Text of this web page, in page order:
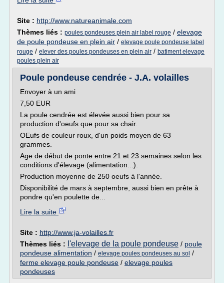
Site : http://www.natureanimale.com
Thèmes liés : poules pondeuses plein air label rouge / elevage
de poule pondeuse en plein air / elevage poule pondeuse label
rouge / elever des poules pondeuses en plein air / batiment elevage
poules plein air
Poule pondeuse cendrée - J.A. volailles
Envoyer à un ami
7,50 EUR
La poule cendrée est élevée aussi bien pour sa
production d'oeufs que pour sa chair.
OEufs de couleur roux, d'un poids moyen de 63
grammes.
Age de début de ponte entre 21 et 23 semaines selon les
conditions d'élevage (alimentation...).
Production moyenne de 250 oeufs à l'année.
Disponibilité de mars à septembre, aussi bien en prête à
pondre qu'en poulette de...
Lire la suite
Site : http://www.ja-volailles.fr
Thèmes liés : l'elevage de la poule pondeuse / poule
pondeuse alimentation / elevage poules pondeuses au sol /
ferme elevage poule pondeuse / elevage poules
pondeuses